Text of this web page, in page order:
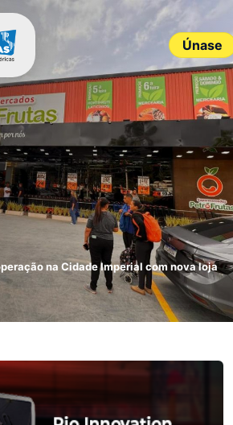
Únase
na Cidade Imperial com nova loja